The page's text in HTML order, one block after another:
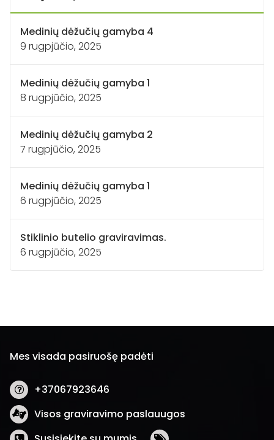
Medinių dėžučių gamyba 4
9 rugpjūčio, 2025
Medinių dėžučių gamyba 1
8 rugpjūčio, 2025
Medinių dėžučių gamyba 2
7 rugpjūčio, 2025
Medinių dėžučių gamyba 1
6 rugpjūčio, 2025
Stiklinio butelio graviravimas.
6 rugpjūčio, 2025
Mes visada pasiruošę padėti
+37067923646
Visos graviravimo paslauugos